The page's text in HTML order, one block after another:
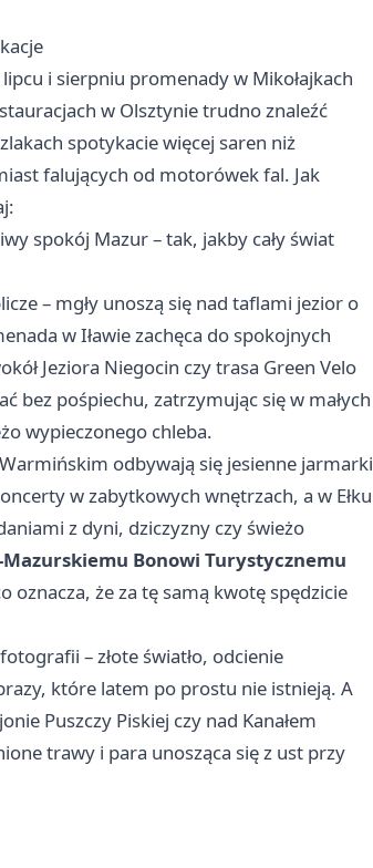
i sierpniu promenady w Mikołajkach
w Olsztynie trudno znaleźć
spotykacie więcej saren niż
falujących od motorówek fal. Jak
spokój Mazur – tak, jakby cały świat
– mgły unoszą się nad taflami jezior o
w Iławie zachęca do spokojnych
Jeziora Niegocin czy trasa Green Velo
bez pośpiechu, zatrzymując się w małych
wypieczonego chleba.
odbywają się jesienne jarmarki
w zabytkowych wnętrzach, a w Ełku
z dyni, dziczyzny czy świeżo
Bonowi Turystycznemu
oznacza, że za tę samą kwotę spędzicie
– złote światło, odcienie
które latem po prostu nie istnieją. A
Puszczy Piskiej czy nad Kanałem
trawy i para unosząca się z ust przy